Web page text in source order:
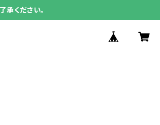
ください。